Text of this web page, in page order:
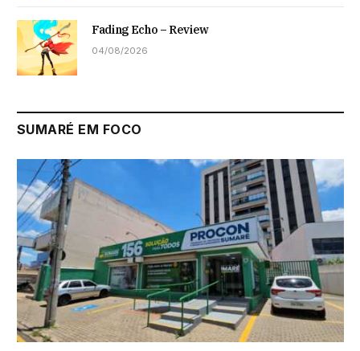
Fading Echo – Review
04/08/2026
SUMARÉ EM FOCO